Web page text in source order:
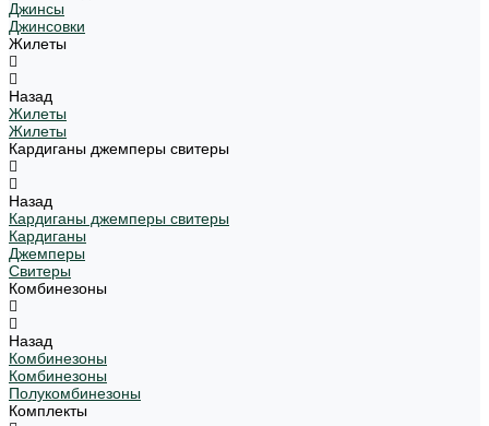
Джинсы
Джинсовки
Жилеты
Назад
Жилеты
Жилеты
Кардиганы джемперы свитеры
Назад
Кардиганы джемперы свитеры
Кардиганы
Джемперы
Свитеры
Комбинезоны
Назад
Комбинезоны
Комбинезоны
Полукомбинезоны
Комплекты